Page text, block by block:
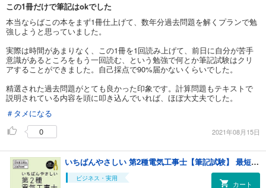
この1冊だけで筆記はokでした
本当ならばこの本をまず1冊仕上げて、数年分過去問題を解くプランで勉
強しようと思っていました。
実際は時間があまりなく、この1冊を1回読み上げて、前日に自分が苦手
意識があるところをもう一回読む、という勉強で何とか筆記試験はクリ
アすることができました。自己採点で90%届かないくらいでした。
精選された過去問題がとても良かった印象です。計算問題もテキストで
説明されている内容を頭に叩き込んでいれば、ほぼ大丈夫でした。
＃タメになる
0
2021年08月15日
いちばんやさしい 第2種電気工事士【筆記試験】 最短テキスト＆出る順過去問集 改訂新版
ビジネス・実用
カート